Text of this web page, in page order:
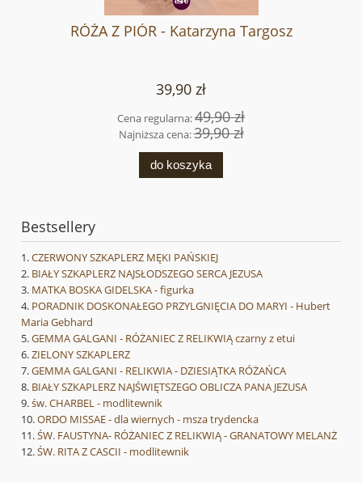
RÓŻA Z PIÓR - Katarzyna Targosz
39,90 zł
Cena regularna:49,90 zł
Najniższa cena:39,90 zł
do koszyka
Bestsellery
CZERWONY SZKAPLERZ MĘKI PAŃSKIEJ
BIAŁY SZKAPLERZ NAJSŁODSZEGO SERCA JEZUSA
MATKA BOSKA GIDELSKA - figurka
PORADNIK DOSKONAŁEGO PRZYLGNIĘCIA DO MARYI - Hubert
Maria Gebhard
GEMMA GALGANI - RÓŻANIEC Z RELIKWIĄ czarny z etui
ZIELONY SZKAPLERZ
GEMMA GALGANI - RELIKWIA - DZIESIĄTKA RÓŻAŃCA
BIAŁY SZKAPLERZ NAJŚWIĘTSZEGO OBLICZA PANA JEZUSA
św. CHARBEL - modlitewnik
ORDO MISSAE - dla wiernych - msza trydencka
ŚW. FAUSTYNA- RÓŻANIEC Z RELIKWIĄ - GRANATOWY MELANŻ
ŚW. RITA Z CASCII - modlitewnik